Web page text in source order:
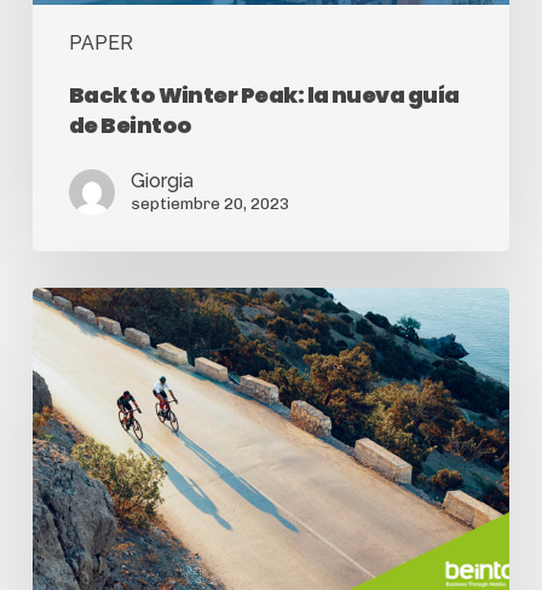
PAPER
Back to Winter Peak: la nueva guía
de Beintoo
Giorgia
septiembre 20, 2023